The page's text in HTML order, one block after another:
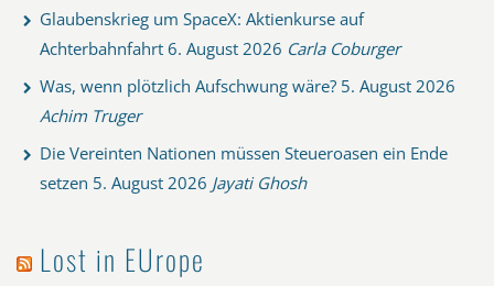
Glaubenskrieg um SpaceX: Aktienkurse auf
Achterbahnfahrt 6. August 2026 Carla Coburger
Was, wenn plötzlich Aufschwung wäre? 5. August 2026
Achim Truger
Die Vereinten Nationen müssen Steueroasen ein Ende
setzen 5. August 2026 Jayati Ghosh
Lost in EUrope